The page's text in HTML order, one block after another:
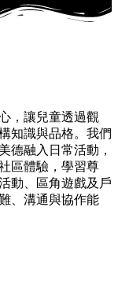
，讓兒童透過觀
知識與品格。我們
德融入日常活動，
區體驗，學習尊
動、區角遊戲及戶
、溝通與協作能